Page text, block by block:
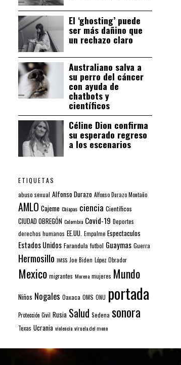
El ‘ghosting’ puede
ser más dañino que
un rechazo claro
Australiano salva a
su perro del cáncer
con ayuda de
chatbots y
científicos
Céline Dion confirma
su esperado regreso
a los escenarios
ETIQUETAS
abuso sexual Alfonso Durazo Alfonso Durazo Montaño
AMLO Cajeme Chiapas ciencia Científicos
CIUDAD OBREGÓN Colombia Covid-19 Deportes
derechos humanos EE.UU. Empalme Espectaculos
Estados Unidos Farandula futbol Guaymas Guerra
Hermosillo IMSS Joe Biden López Obrador
Mexico migrantes Morena mujeres Mundo
Niños Nogales Oaxaca OMS ONU portada
Protección Civil Rusia Salud Sedena sonora
Texas Ucrania violencia viruela del mono